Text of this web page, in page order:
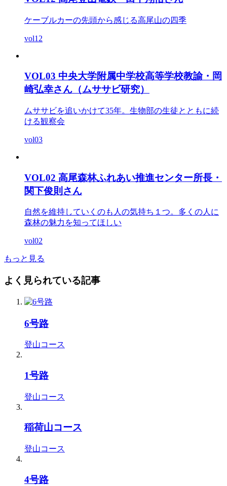
ケーブルカーの先頭から感じる高尾山の四季
vol12
VOL03 中央大学附属中学校高等学校教諭・岡
崎弘幸さん（ムササビ研究）
ムササビを追いかけて35年。生物部の生徒とともに続
ける観察会
vol03
VOL02 高尾森林ふれあい推進センター所長・
関下俊則さん
自然を維持していくのも人の気持ち１つ。多くの人に
森林の魅力を知ってほしい
vol02
もっと見る
よく見られている記事
6号路
登山コース
1号路
登山コース
稲荷山コース
登山コース
4号路